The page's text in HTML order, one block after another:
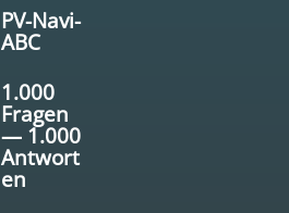
PV-Navi-
ABC
1.000
Fragen
— 1.000
Antwort
en